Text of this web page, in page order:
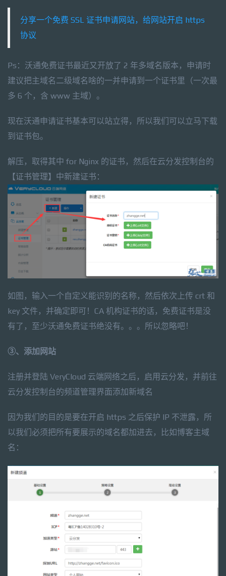
分享一个免费 SSL 证书申请网站，给网站开启 https
协议
Ps：沃通免费证书最近又开放了 2 年多域名版本，申请时
建议把主域名二级域名啥的一并申请到一个证书里（一次最
多 6 个，含 www 主域）。
现在沃通申请证书基本可以站立得，所以我们可以立马下载
到证书包。
解压，取得其中 for Nginx 的证书，然后在云分发控制台的
【证书管理】中新建证书：
如图，输入一个自定义能识别的名称，然后依次上传 crt 和
key 文件，并确定即可！CA 机构证书的话，免费证书是没
有了，至少沃通免费证书绝没有。。。所以忽略吧！
③、添加网站
注册并登陆 VeryCloud 云端网络之后，启用云分发，并前往
云分发控制台的频道管理界面添加新域名
因为我们的目的是要在开启 https 之后保护 IP 不泄露，所
以我们必须把所有要展示的域名都加进去，比如博客主域
名：